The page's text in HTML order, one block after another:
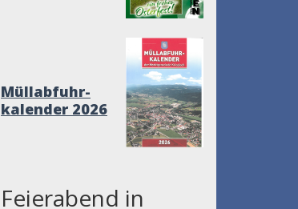
Müllabfuhr-
kalender 2026
Feierabend in